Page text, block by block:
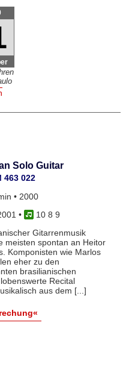
Solo Guitar
463 022
• 2000
•
10 8 9
Gitarrenmusik
meisten spontan an Heitor
Komponisten wie Marlos
eher zu den
brasilianischen
Recital
aus dem [...]